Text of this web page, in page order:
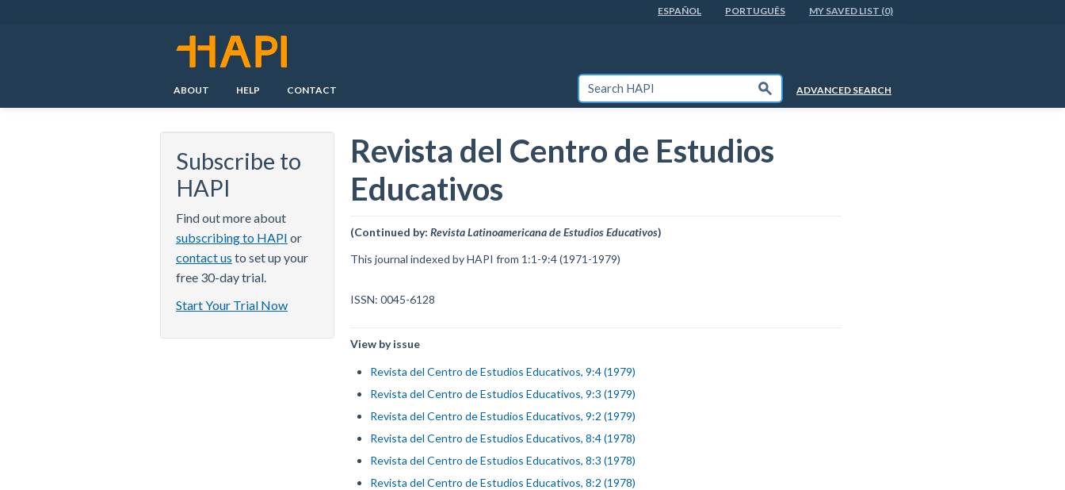
ESPAÑOL PORTUGUÊS MY SAVED LIST (0)
ABOUT HELP CONTACT
SEARCH HAPI Submit ADVANCED SEARCH
Subscribe to
HAPI
Find out more about
subscribing to HAPI or
contact us to set up your
free 30-day trial.
Start Your Trial Now
Revista del Centro de Estudios
Educativos
(Continued by: Revista Latinoamericana de Estudios Educativos)
This journal indexed by HAPI from 1:1-9:4 (1971-1979)
ISSN: 0045-6128
View by issue
Revista del Centro de Estudios Educativos, 9:4 (1979)
Revista del Centro de Estudios Educativos, 9:3 (1979)
Revista del Centro de Estudios Educativos, 9:2 (1979)
Revista del Centro de Estudios Educativos, 8:4 (1978)
Revista del Centro de Estudios Educativos, 8:3 (1978)
Revista del Centro de Estudios Educativos, 8:2 (1978)